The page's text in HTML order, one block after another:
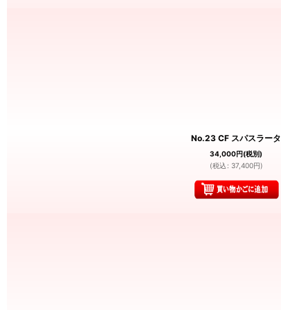
No.23 CF スパスラータ
34,000円(税別)
(税込 : 37,400円)